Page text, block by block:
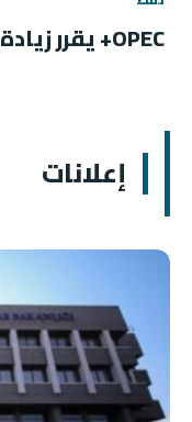
OPEC+ يقرر زيادة إنتاج النفط
إعلانات